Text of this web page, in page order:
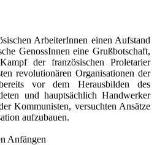
ArbeiterInnen einen Aufstand
GenossInnen eine Grußbotschaft,
der französischen Proletarier
revolutionären Organisationen der
vor dem Herausbilden des
und hauptsächlich Handwerker
Kommunisten, versuchten Ansätze
aufzubauen.
Anfängen